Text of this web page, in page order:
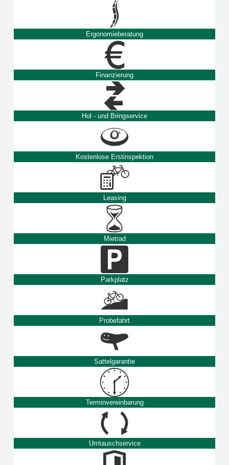
Ergonomieberatung
Finanzierung
Hol - und Bringservice
Kostenlose Erstinspektion
Leasing
Mietrad
Parkplatz
Probefahrt
Sattelgarantie
Terminvereinbarung
Umtauschservice